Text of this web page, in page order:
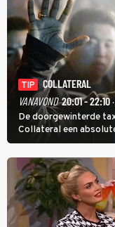
TIP
COLLATERAL
VANAVOND 20:01 - 22:10
De doorgewinterde
Collateral een
Cruise) heeft hem
wel heel lugubere